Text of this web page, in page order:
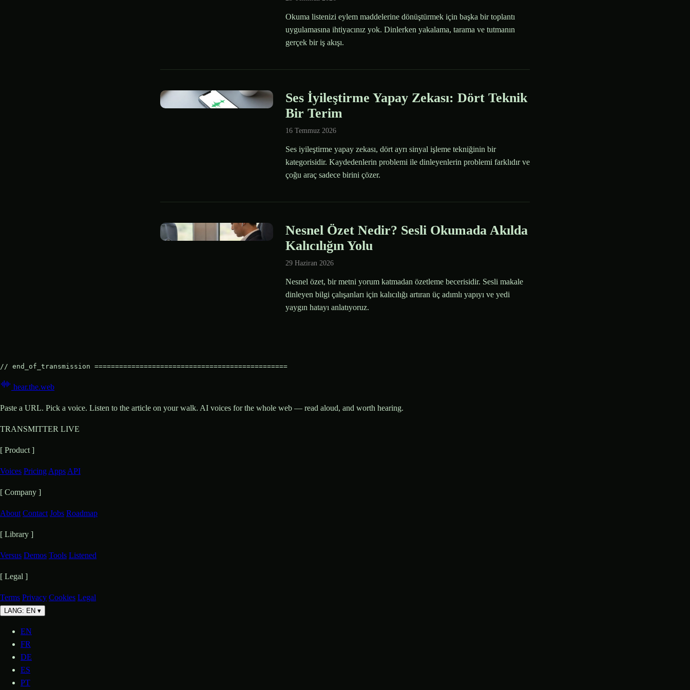
Okuma listenizi eylem maddelerine dönüştürmek için başka bir toplantı
uygulamasına ihtiyacınız yok. Dinlerken yakalama, tarama ve tutmanın
gerçek bir iş akışı.
Ses İyileştirme Yapay Zekası: Dört Teknik
Bir Terim
16 Temmuz 2026
Ses iyileştirme yapay zekası, dört ayrı sinyal işleme tekniğinin bir
kategorisidir. Kaydedenlerin problemi ile dinleyenlerin problemi farklıdır ve
çoğu araç sadece birini çözer.
Nesnel Özet Nedir? Sesli Okumada Akılda
Kalıcılığın Yolu
29 Haziran 2026
Nesnel özet, bir metni yorum katmadan özetleme becerisidir. Sesli makale
dinleyen bilgi çalışanları için kalıcılığı artıran üç adımlı yapıyı ve yedi
yaygın hatayı anlatıyoruz.
// end_of_transmission ===============================================
hear.the.web
Paste a URL. Pick a voice. Listen to the article on your walk. AI voices for the whole web — read aloud, and worth hearing.
TRANSMITTER LIVE
[ Product ]
Voices Pricing Apps API
[ Company ]
About Contact Jobs Roadmap
[ Library ]
Versus Demos Tools Listened
[ Legal ]
Terms Privacy Cookies Legal
LANG: EN ▾
EN
FR
DE
ES
PT